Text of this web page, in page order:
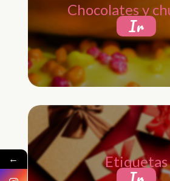
Chocolates y
Ir
Etiquetas
←